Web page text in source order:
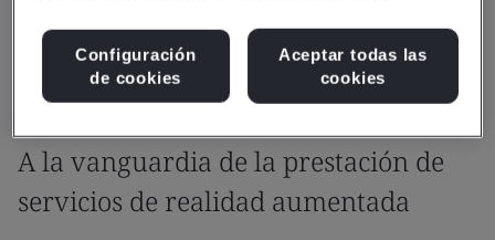
A la vanguardia de la prestación de
servicios de realidad aumentada
Configuración
de cookies
Aceptar todas las
cookies